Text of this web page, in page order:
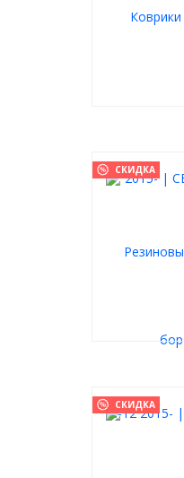
СКИДКА
СКИДКА